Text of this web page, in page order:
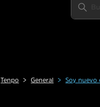
Tenpo General Soy nuevo